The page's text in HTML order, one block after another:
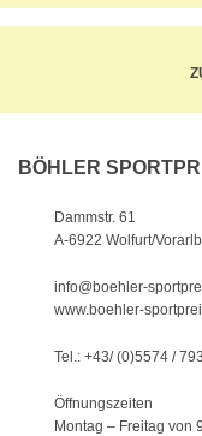
BÖHLER
Dammstr. 61
A-6922 Wolfurt/
info@boehler-
www.boehler-
Tel.: +43/ (0)5574 /
Öffnungszeiten
Montag – Freitag von